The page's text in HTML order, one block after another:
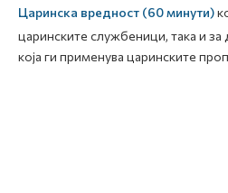
Царинска вредност (60 минути)
царинските службеници, така и
која ги применува царинските